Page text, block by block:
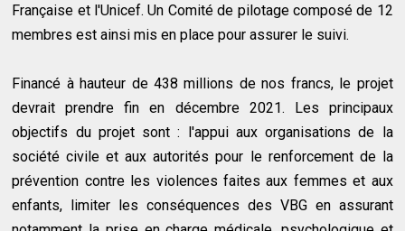
Française et l'Unicef. Un Comité de pilotage composé de 12
membres est ainsi mis en place pour assurer le suivi.
Financé à hauteur de 438 millions de nos francs, le projet
devrait prendre fin en décembre 2021. Les principaux
objectifs du projet sont : l'appui aux organisations de la
société civile et aux autorités pour le renforcement de la
prévention contre les violences faites aux femmes et aux
enfants, limiter les conséquences des VBG en assurant